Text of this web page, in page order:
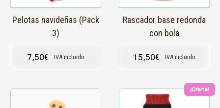
Pelotas navideñas (Pack
3)
7,50€ IVA incluido
Rascador base redonda
con bola
15,50€ IVA incluido
¡Oferta!
Este
producto